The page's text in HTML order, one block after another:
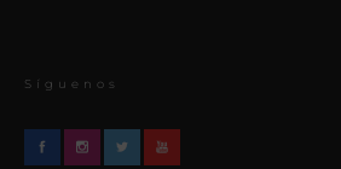
Síguenos